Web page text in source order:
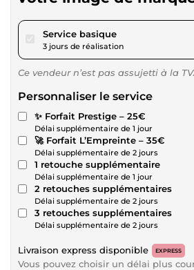
Service basiquepour 17,34 $US
3 jours de réalisation
Ce vendeur n’est pas assujetti à la
Personnaliser le service
✨ Forfait Prestige – 25€
Délai supplémentaire de 1 jour
🚀 Forfait L’Empreinte – 35€
Délai supplémentaire de 2 jours
1 retouche supplémentaire
Délai supplémentaire de 1 jour
2 retouches supplémentaires
Délai supplémentaire de 2 jours
3 retouches supplémentaires
Délai supplémentaire de 2 jours
Livraison express disponible EXPRESS
Vous pouvez choisir un délai plus